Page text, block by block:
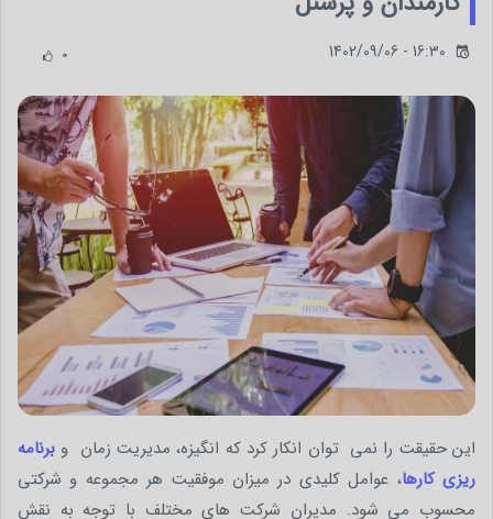
0 1402/09/06 - 16:30
این حقیقت را نمی توان انکار کرد که انگیزه، مدیریت زمان و برنامه
ریزی کارها، عوامل کلیدی در میزان موفقیت هر مجموعه و شرکتی
محسوب می شود. مدیران شرکت های مختلف با توجه به نقش